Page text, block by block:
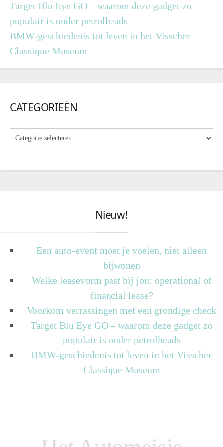
Target Blu Eye GO – waarom deze gadget zo
populair is onder petrolheads
BMW-geschiedenis tot leven in het Visscher
Classique Museum
CATEGORIEËN
Nieuw!
Een auto-event moet je voelen, niet alleen
bijwonen
Welke leasevorm past bij jou: operational of
financial lease?
Voorkom verrassingen met een grondige check
Target Blu Eye GO – waarom deze gadget zo
populair is onder petrolheads
BMW-geschiedenis tot leven in het Visscher
Classique Museum